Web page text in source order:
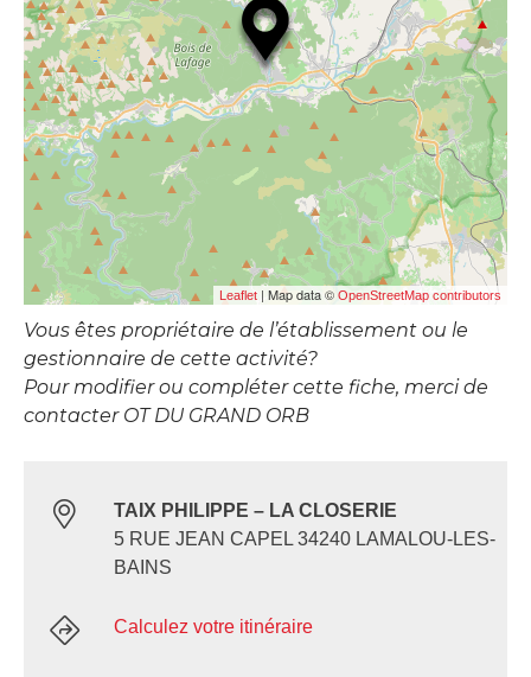
Leaflet | Map data © OpenStreetMap contributors
Vous êtes propriétaire de l’établissement ou le
gestionnaire de cette activité?
Pour modifier ou compléter cette fiche, merci de
contacter OT DU GRAND ORB
TAIX PHILIPPE – LA CLOSERIE
5 RUE JEAN CAPEL 34240 LAMALOU-LES-
BAINS
Calculez votre itinéraire